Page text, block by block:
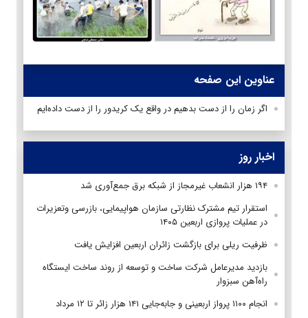
عناوین این صفحه
اگر زمان را از دست بدهیم در واقع یک کریدور را از دست داده‌ایم
اخبار روز
۱۹۴ هزار انشعاب غیرمجاز از شبکه برق جمع‌آوری شد
استقرار تیم مشترک نظارتی سازمان هواپیمایی، بازرسی وتعزیرات
در عملیات پروازی اربعین ۱۴۰۵
ظرفیت ریلی برای بازگشت زائران اربعین افزایش یافت
بازدید مدیرعامل شرکت ساخت و توسعه از روند ساخت ایستگاه
راه‌آهن سبزوار
انجام ۱۱۰۰ پرواز اربعینی و جابه‌جایی ۱۴۱ هزار زائر تا ۱۲ مرداد